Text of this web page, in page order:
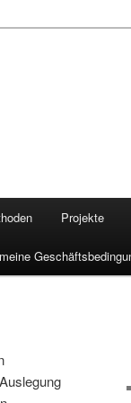
Projekte